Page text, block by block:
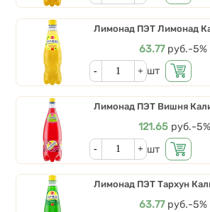
Лимонад ПЭТ Лимонад
Цена
63.77 руб.-5%
Кол-во
шт
Лимонад ПЭТ Вишня
Цена
121.65 руб.-5%
Кол-во
шт
Лимонад ПЭТ Тархун
Цена
63.77 руб.-5%